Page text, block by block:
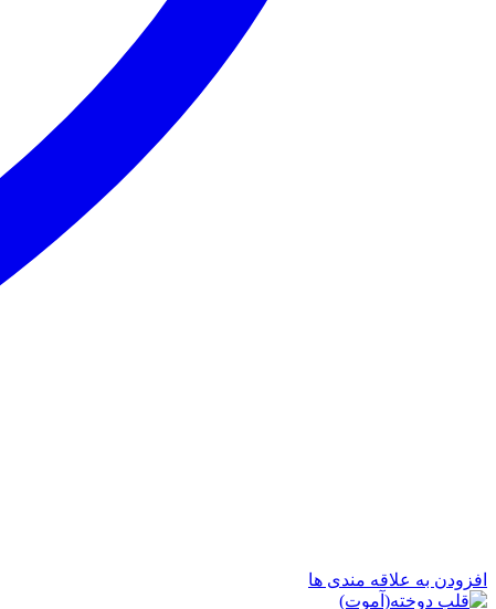
افزودن به علاقه مندی ها